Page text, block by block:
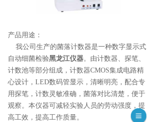
产品用途：
我公司生产的菌落计数器是一种数字显示式
自动细菌检验黑龙江仪器。由计数器、探笔、
计数池等部分组成，计数器CMOS集成电路精
心设计，LED数码管显示，清晰明亮，配合专
用探笔，计数灵敏准确，菌落对比清楚，便于
观察。本仪器可减轻实验人员的劳动强度，提
高工效，提高工作质量。